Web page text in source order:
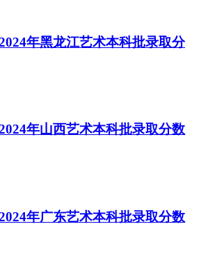
年黑龙江艺术本科批录取分
年山西艺术本科批录取分数
年广东艺术本科批录取分数